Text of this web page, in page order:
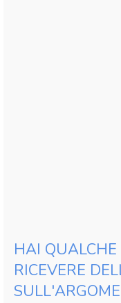
HAI
RICEVERE